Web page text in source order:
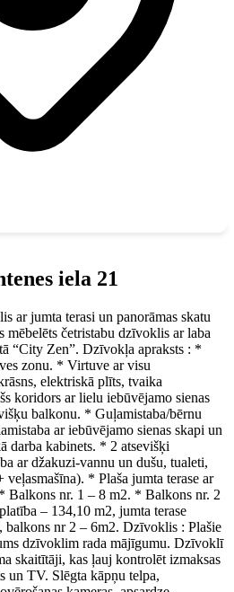
iela 21
ar jumta terasi un panorāmas skatu
mēbelēts četristabu dzīvoklis ar laba
“City Zen”. Dzīvokļa apraksts : *
zonu. * Virtuve ar visu
elektriskā plīts, tvaika
koridors ar lielu iebūvējamo sienas
balkonu. * Guļamistaba/bērnu
ar iebūvējamo sienas skapi un
darba kabinets. * 2 atsevišķi
ar džakuzi-vannu un dušu, tualeti,
* Plaša jumta terase ar
Balkons nr. 1 – 8 m2. * Balkons nr. 2
– 134,10 m2, jumta terase
balkons nr 2 – 6m2. Dzīvoklis : Plašie
dzīvoklim rada mājīgumu. Dzīvoklī
skaitītāji, kas ļauj kontrolēt izmaksas
un TV. Slēgta kāpņu telpa,